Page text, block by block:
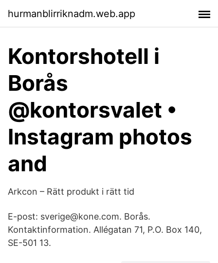
hurmanblirriknadm.web.app
Kontorshotell i
Borås
@kontorsvalet •
Instagram photos
and
Arkcon – Rätt produkt i rätt tid
E-post: sverige@kone.com. Borås.
Kontaktinformation. Allégatan 71, P.O. Box 140,
SE-501 13.